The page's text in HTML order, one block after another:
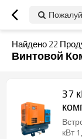
Найдено22
Винтовой
37
кВт